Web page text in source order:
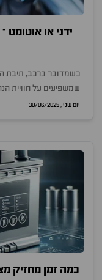
ידני או אוטומט
כשמדובר ברכב, תיבת
שמשפיעים על חוויית
יום שני , 30/06/2025
כמה זמן מחזיק